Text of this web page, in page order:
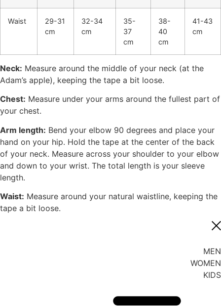
Waist
29-31
cm
32-34
cm
35-
37
cm
38-
40
cm
41-43
cm
Neck: Measure around the middle of your neck (at the
Adam’s apple), keeping the tape a bit loose.
Chest: Measure under your arms around the fullest part of
your chest.
Arm length: Bend your elbow 90 degrees and place your
hand on your hip. Hold the tape at the center of the back
of your neck. Measure across your shoulder to your elbow
and down to your wrist. The total length is your sleeve
length.
Waist: Measure around your natural waistline, keeping the
tape a bit loose.
MEN
WOMEN
KIDS